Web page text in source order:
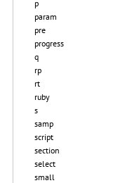
p
param
pre
progress
q
rp
rt
ruby
s
samp
script
section
select
small